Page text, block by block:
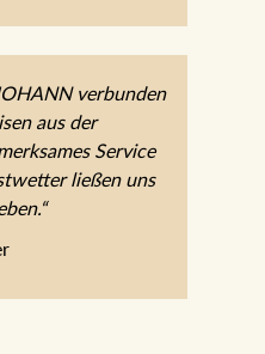
Speisen aus
Herbstwetter